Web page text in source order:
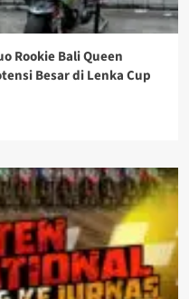
Rookie Bali Queen
Besar di Lenka Cup